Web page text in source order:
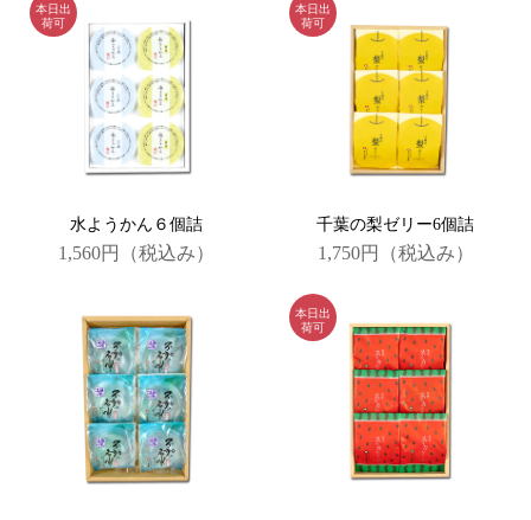
水ようかん６個詰
1,560円 （税込み）
千葉の梨ゼリー6個詰
1,750円 （税込み）